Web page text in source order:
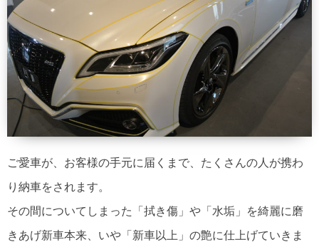
ご愛車が、お客様の手元に届くまで、たくさんの人が携わ
り納車をされます。
その間についてしまった「拭き傷」や「水垢」を綺麗に磨
きあげ新車本来、いや「新車以上」の艶に仕上げていきま